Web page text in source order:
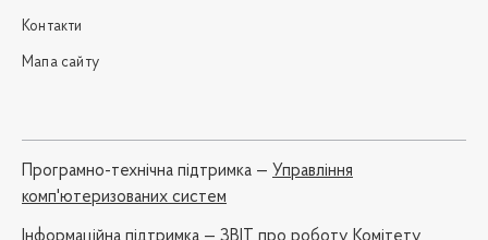
Контакти
Мапа сайту
Програмно-технічна підтримка — Управління
комп'ютеризованих систем
Iнформаційна підтримка — ЗВІТ про роботу Комітету